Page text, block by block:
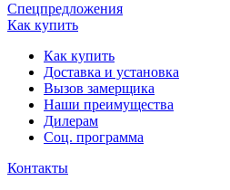
Спецпредложения
Как купить
Как купить
Доставка и установка
Вызов замерщика
Наши преимущества
Дилерам
Соц. программа
Контакты